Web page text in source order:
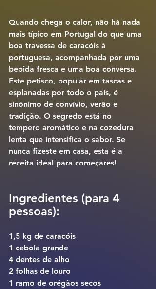
Quando chega o calor, não há nada
mais típico em Portugal do que uma
boa travessa de caracóis à
portuguesa, acompanhada por uma
bebida fresca e uma boa conversa.
Este petisco, popular em tascas e
esplanadas por todo o país, é
sinónimo de convívio, verão e
tradição. O segredo está no
tempero aromático e na cozedura
lenta que intensifica o sabor. Se
nunca fizeste em casa, esta é a
receita ideal para começares!
Ingredientes (para 4
pessoas):
1,5 kg de caracóis
1 cebola grande
4 dentes de alho
2 folhas de louro
1 ramo de orégãos secos